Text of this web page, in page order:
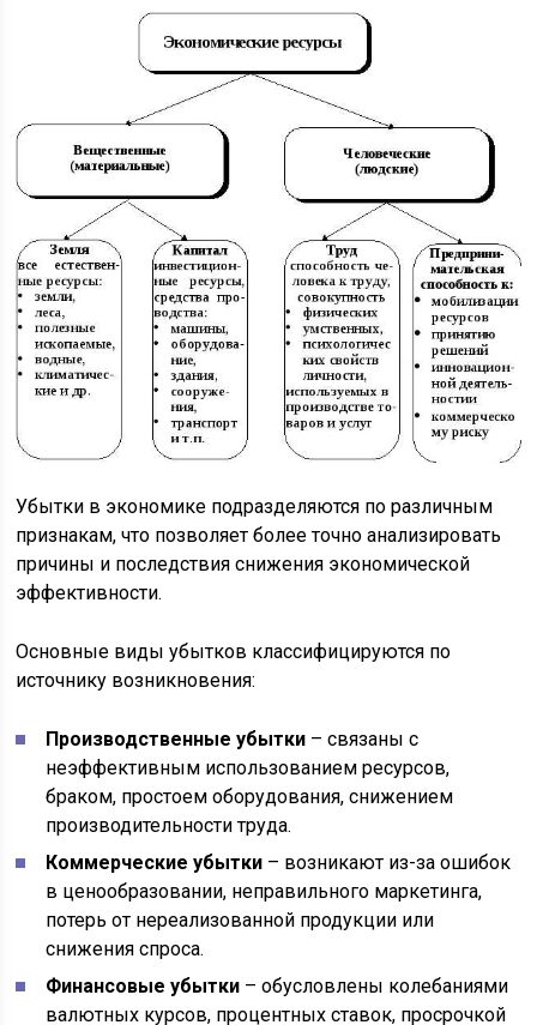
Убытки в экономике подразделяются по различным
признакам, что позволяет более точно анализировать
причины и последствия снижения экономической
эффективности.
Основные виды убытков классифицируются по
источнику возникновения:
Производственные убытки – связаны с
неэффективным использованием ресурсов,
браком, простоем оборудования, снижением
производительности труда.
Коммерческие убытки – возникают из-за ошибок
в ценообразовании, неправильного маркетинга,
потерь от нереализованной продукции или
снижения спроса.
Финансовые убытки – обусловлены колебаниями
валютных курсов, процентных ставок, просрочкой